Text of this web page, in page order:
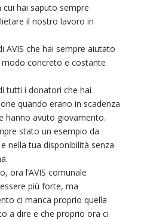
cui hai saputo sempre
il nostro lavoro in
AVIS che hai sempre aiutato
concreto e costante
tutti i donatori che hai
quando erano in scadenza
hanno avuto giovamento.
stato un esempio da
nella tua disponibilità senza
ora l’AVIS comunale
più forte, ma
ci manca proprio quella
a dire e che proprio ora ci